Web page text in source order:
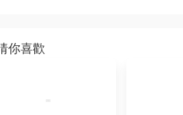
你喜歡